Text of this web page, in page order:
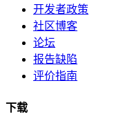
开发者政策
社区博客
论坛
报告缺陷
评价指南
下载